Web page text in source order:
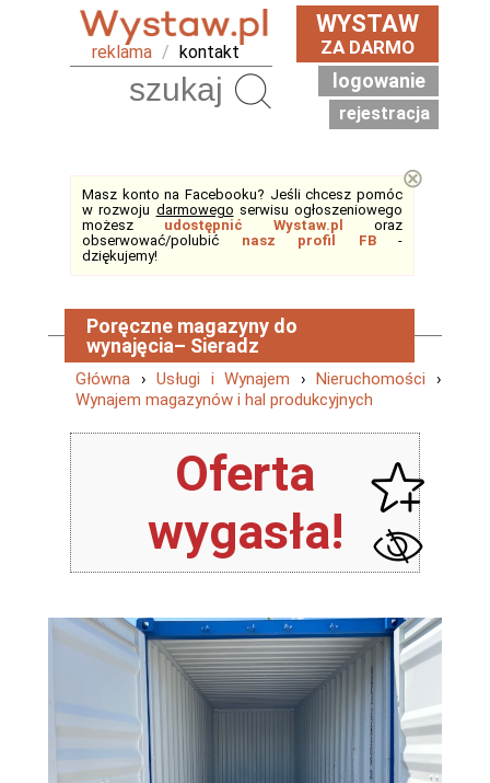
reklama / kontakt
WYSTAW
ZA DARMO
logowanie
rejestracja
Masz konto na Facebooku? Jeśli chcesz pomóc
w rozwoju darmowego serwisu ogłoszeniowego
możesz udostępnić Wystaw.pl
oraz
obserwować/polubić nasz profil FB-
dziękujemy!
⊗
Poręczne magazyny do
wynajęcia– Sieradz
Główna ›Usługi i Wynajem ›Nieruchomości ›
Wynajem magazynów i hal produkcyjnych
Oferta
wygasła!